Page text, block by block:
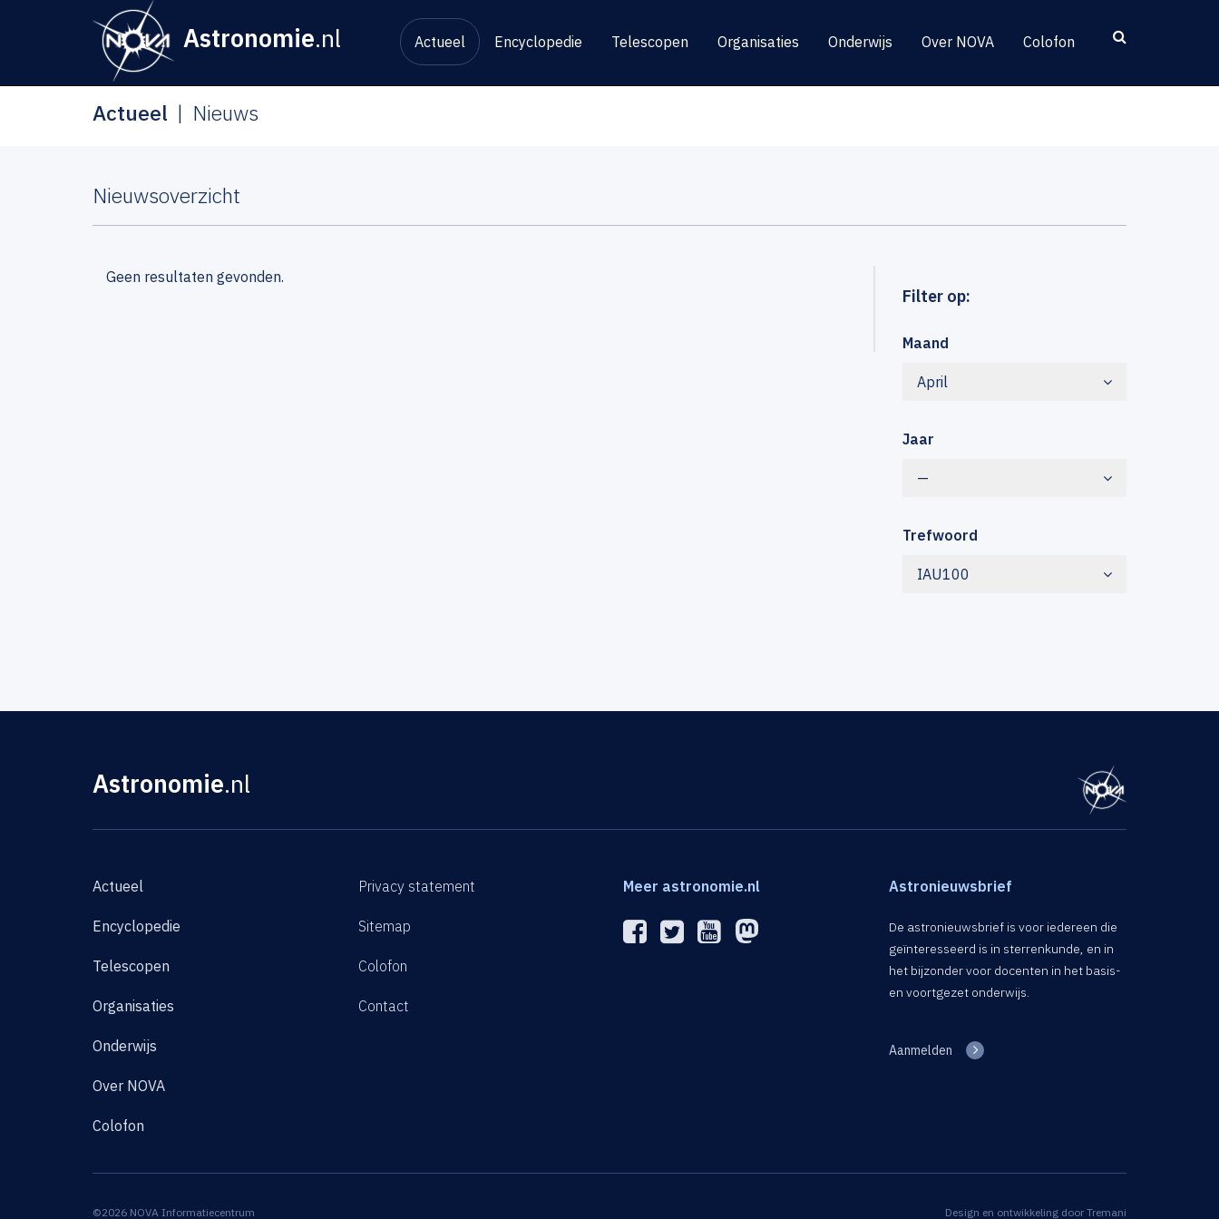
Astronomie.nl Actueel Encyclopedie Telescopen Organisaties Onderwijs Over NOVA Colofon
Actueel Nieuws
Nieuwsoverzicht
Filter op:
Maand
April
Jaar
—
Trefwoord
IAU100
Geen resultaten gevonden.
Astronomie.nl
Actueel
Encyclopedie
Telescopen
Organisaties
Onderwijs
Over NOVA
Colofon
Privacy statement
Sitemap
Colofon
Contact
Meer astronomie.nl Astronieuwsbrief
De astronieuwsbrief is voor iedereen die
geïnteresseerd is in sterrenkunde, en in
het bijzonder voor docenten in het basis-
en voortgezet onderwijs.
Aanmelden
©2026 NOVA Informatiecentrum Design en ontwikkeling door Tremani